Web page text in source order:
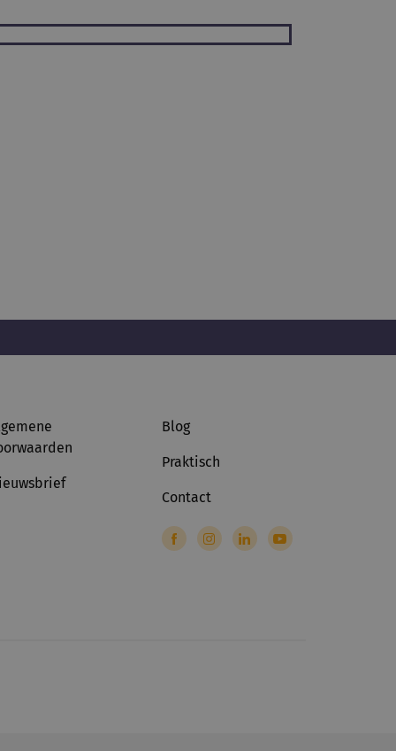
Blog
Praktisch
Contact